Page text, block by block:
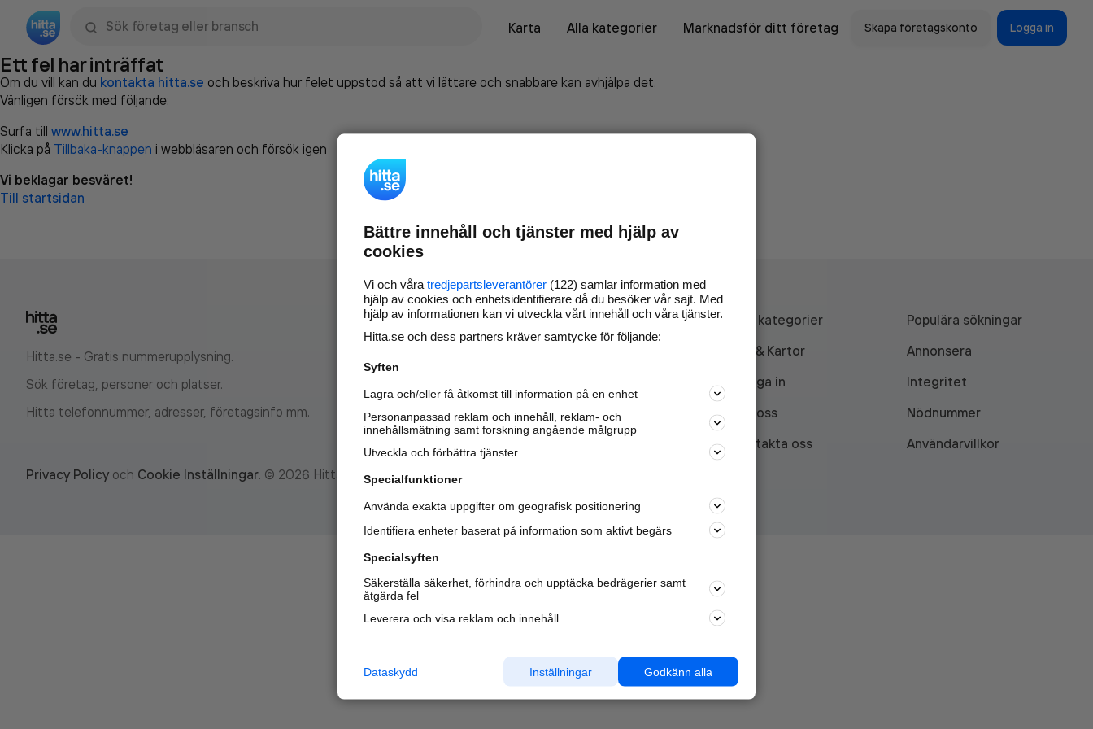
Karta
Alla kategorier Marknadsför ditt företag Skapa företagskonto Logga in
Ett fel har inträffat
Om du vill kan du kontakta hitta.se och beskriva hur felet uppstod så att vi lättare och snabbare kan avhjälpa det.
Vänligen försök med följande:
Surfa till www.hitta.se
Klicka på Tillbaka-knappen i webbläsaren och försök igen
Vi beklagar besväret!
Till startsidan
Hitta.se - Gratis nummerupplysning.
Sök företag, personer och platser.
Hitta telefonnummer, adresser, företagsinfo mm.
Marknadsför företaget på
nya kunder och
samarbetspartners nära dig.
Läs mer här
Alla kategorier
Populära sökningar
API & Kartor
Annonsera
Logga in
Integritet
Om oss
Nödnummer
Kontakta oss
Användarvillkor
Privacy Policy och Cookie Inställningar. © 2026 Hitta.se
Bättre innehåll och tjänster med hjälp av
cookies
Vi och våra tredjepartsleverantörer (122) samlar information med
hjälp av cookies och enhetsidentifierare då du besöker vår sajt. Med
hjälp av informationen kan vi utveckla vårt innehåll och våra tjänster.
Hitta.se och dess partners kräver samtycke för följande:
Syften
Lagra och/eller få åtkomst till information på en enhet
Personanpassad reklam och innehåll, reklam- och
innehållsmätning samt forskning angående målgrupp
Utveckla och förbättra tjänster
Specialfunktioner
Använda exakta uppgifter om geografisk positionering
Identifiera enheter baserat på information som aktivt begärs
Specialsyften
Säkerställa säkerhet, förhindra och upptäcka bedrägerier samt
åtgärda fel
Leverera och visa reklam och innehåll
Godkänn alla
Inställningar
Dataskydd